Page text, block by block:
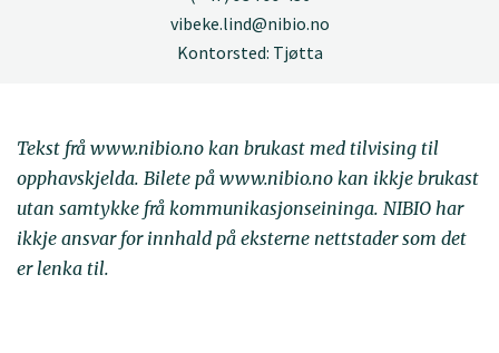
vibeke.lind@nibio.no
Kontorsted: Tjøtta
Tekst frå www.nibio.no kan brukast med tilvising til
opphavskjelda. Bilete på www.nibio.no kan ikkje brukast
utan samtykke frå kommunikasjonseininga. NIBIO har
ikkje ansvar for innhald på eksterne nettstader som det
er lenka til.